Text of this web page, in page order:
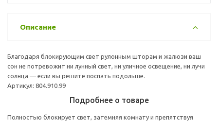
Описание
Благодаря блокирующим свет рулонным шторам и жалюзи ваш
сон не потревожит ни лунный свет, ни уличное освещение, ни лучи
солнца — если вы решите поспать подольше.
Артикул: 804.910.99
Подробнее о товаре
Полностью блокирует свет, затемняя комнату и препятствуя